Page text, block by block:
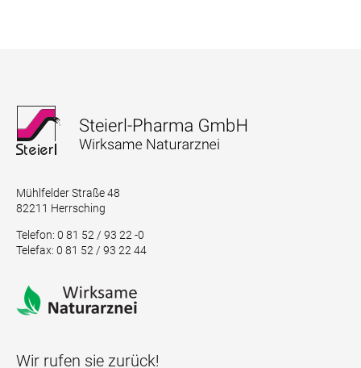
Mühlfelder Straße 48
82211 Herrsching
Telefon: 0 81 52 / 93 22 -0
Telefax: 0 81 52 / 93 22 44
Wir rufen sie zurück!